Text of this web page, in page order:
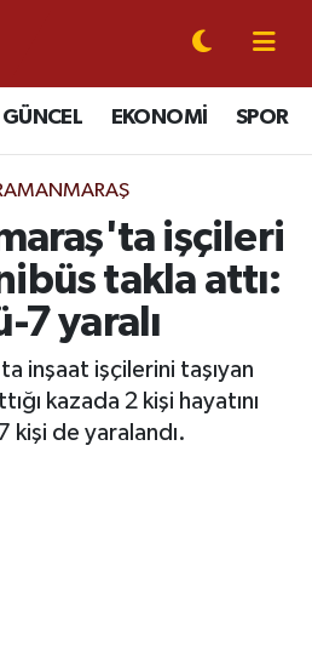
GÜNCEL EKONOMİ SPOR
işçileri
takla attı:
7 yaralı
inşaat işçilerini taşıyan
kazada 2 kişi hayatını
kişi de yaralandı.
Eczaneler
Durumu
Yoğunluk Haritası
ve Fikstür